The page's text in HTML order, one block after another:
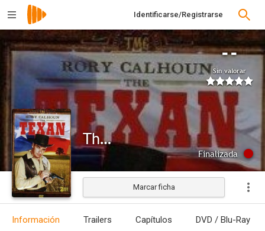
Identificarse/Registrarse
--
Sin valorar
The Texan
Finalizada
Marcar ficha
Información Trailers Capítulos DVD / Blu-Ray